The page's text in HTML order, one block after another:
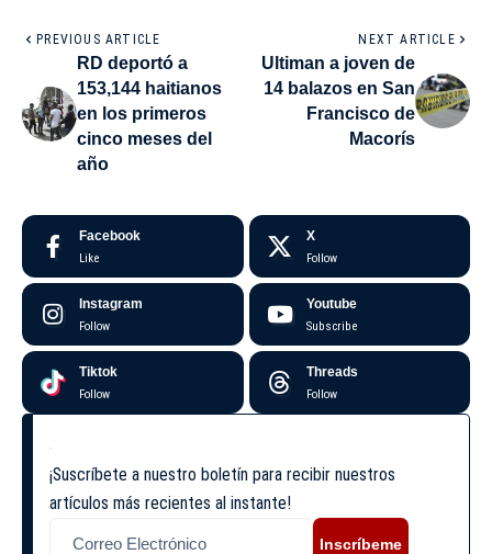
PREVIOUS ARTICLE
RD deportó a
153,144 haitianos
en los primeros
cinco meses del
año
NEXT ARTICLE
Ultiman a joven de
14 balazos en San
Francisco de
Macorís
Facebook
Like
X
Follow
Instagram
Follow
Youtube
Subscribe
Tiktok
Follow
Threads
Follow
¡Suscríbete a nuestro boletín para recibir nuestros
artículos más recientes al instante!
Inscríbeme